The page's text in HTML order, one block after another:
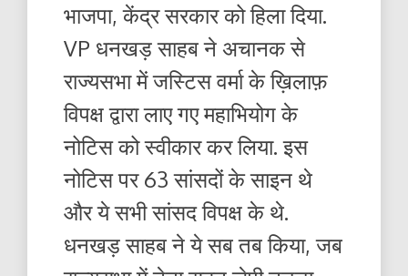
भाजपा, केंद्र सरकार को हिला दिया.
VP धनखड़ साहब ने अचानक से
राज्यसभा में जस्टिस वर्मा के ख़िलाफ़
विपक्ष द्वारा लाए गए महाभियोग के
नोटिस को स्वीकार कर लिया. इस
नोटिस पर 63 सांसदों के साइन थे
और ये सभी सांसद विपक्ष के थे.
धनखड़ साहब ने ये सब तब किया, जब